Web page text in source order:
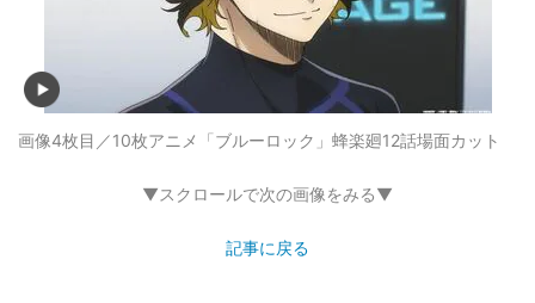
画像4枚目／10枚アニメ「ブルーロック」蜂楽廻12話場面カット
▼スクロールで次の画像をみる▼
記事に戻る